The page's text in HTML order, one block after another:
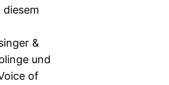
&
und
of